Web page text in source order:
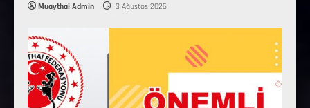
Muaythai Admin 3 Ağustos 2026